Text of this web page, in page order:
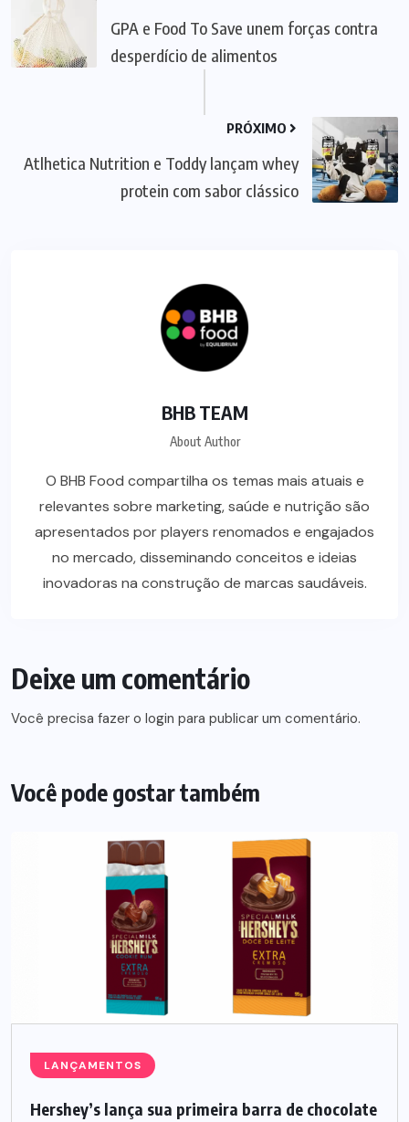
GPA e Food To Save unem forças contra
desperdício de alimentos
PRÓXIMO
Atlhetica Nutrition e Toddy lançam whey
protein com sabor clássico
BHB TEAM
About Author
O BHB Food compartilha os temas mais atuais e
relevantes sobre marketing, saúde e nutrição são
apresentados por players renomados e engajados
no mercado, disseminando conceitos e ideias
inovadoras na construção de marcas saudáveis.
Deixe um comentário
Você precisa fazer o login para publicar um comentário.
Você pode gostar também
LANÇAMENTOS
Hershey’s lança sua primeira barra de chocolate